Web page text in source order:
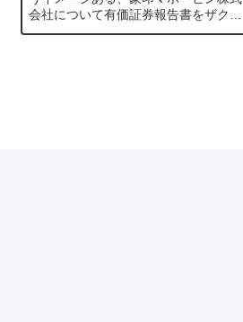
会社について有価証券報告書をザクっ
と読み解いていきたいと思います。時